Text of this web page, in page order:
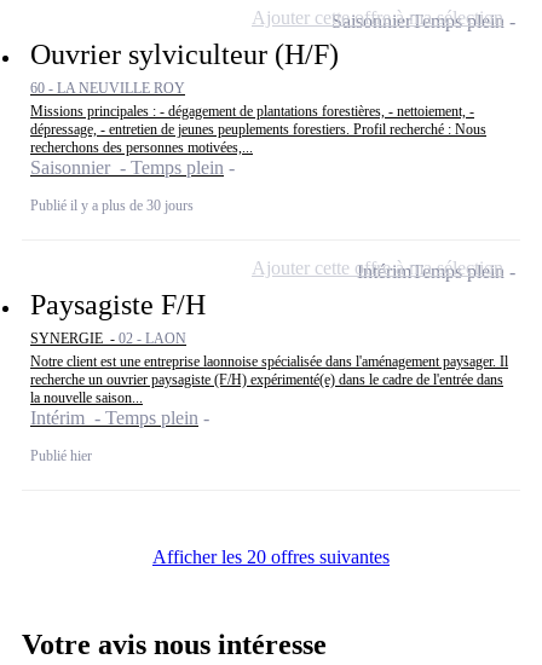
Ouvrier sylviculteur (H/F)
60 - LA NEUVILLE ROY
Missions principales : - dégagement de plantations forestières, - nettoiement, -
dépressage, - entretien de jeunes peuplements forestiers. Profil recherché : Nous
recherchons des personnes motivées,...
Saisonnier - Temps plein
Publié il y a plus de 30 jours
SaisonnierTemps plein
Ajouter cette offre à ma sélection
Paysagiste F/H
SYNERGIE - 02 - LAON
Notre client est une entreprise laonnoise spécialisée dans l'aménagement paysager. Il
recherche un ouvrier paysagiste (F/H) expérimenté(e) dans le cadre de l'entrée dans
la nouvelle saison...
Intérim - Temps plein
Publié hier
IntérimTemps plein
Ajouter cette offre à ma sélection
Afficher les 20 offres suivantes
Votre avis nous intéresse